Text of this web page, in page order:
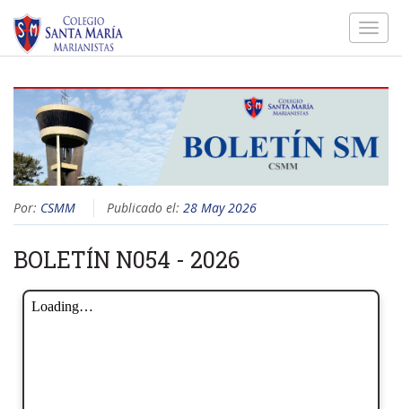
Por: CSMM Publicado el: 28 May 2026
BOLETÍN N054 - 2026